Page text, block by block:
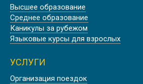
ШТУДИЕНКОЛЛЕГ
Высшее образование
Среднее образование
Каникулы за рубежом
Языковые курсы для взрослых
УСЛУГИ
Организация поездок